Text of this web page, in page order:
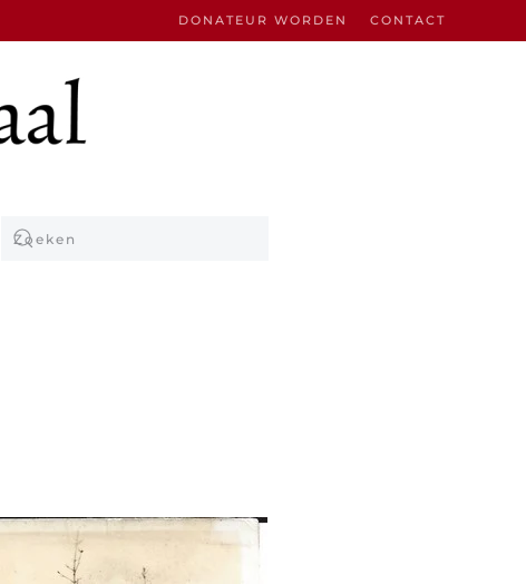
DONATEUR WORDEN CONTACT